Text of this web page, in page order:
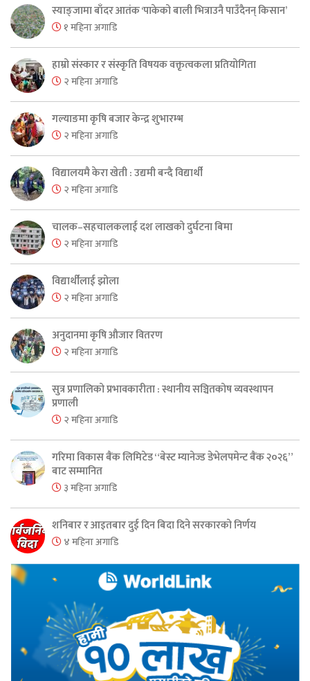
स्याङ्जामा बाँदर आतंक ‘पाकेको बाली भित्राउनै पाउँदैनन् किसान’
१ महिना अगाडि
हाम्रो संस्कार र संस्कृति विषयक वक्तृत्वकला प्रतियोगिता
२ महिना अगाडि
गल्याङमा कृषि बजार केन्द्र शुभारम्भ
२ महिना अगाडि
विद्यालयमै केरा खेती : उद्यमी बन्दै विद्यार्थी
२ महिना अगाडि
चालक–सहचालकलाई दश लाखको दुर्घटना बिमा
२ महिना अगाडि
विद्यार्थीलाई झोला
२ महिना अगाडि
अनुदानमा कृषि औजार वितरण
२ महिना अगाडि
सुत्र प्रणालिको प्रभावकारीता : स्थानीय सञ्चितकोष व्यवस्थापन
प्रणाली
२ महिना अगाडि
गरिमा विकास बैंक लिमिटेड “बेस्ट म्यानेज्ड डेभेलपमेन्ट बैंक २०२६”
बाट सम्मानित
३ महिना अगाडि
शनिबार र आइतबार दुई दिन बिदा दिने सरकारको निर्णय
४ महिना अगाडि